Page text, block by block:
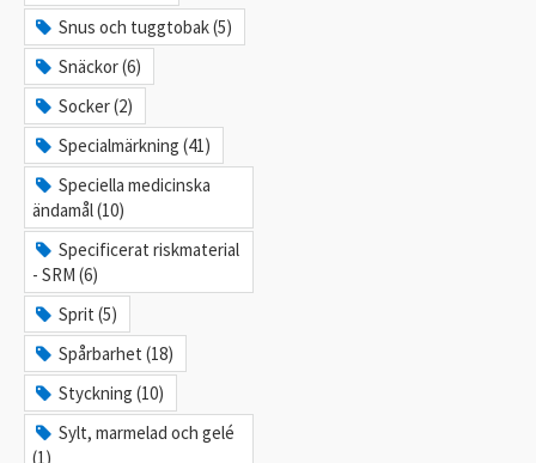
Snus och tuggtobak (5)
Snäckor (6)
Socker (2)
Specialmärkning (41)
Speciella medicinska
ändamål (10)
Specificerat riskmaterial
- SRM (6)
Sprit (5)
Spårbarhet (18)
Styckning (10)
Sylt, marmelad och gelé
(1)